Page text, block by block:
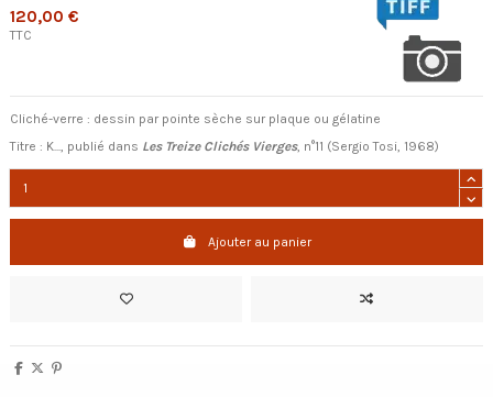
120,00 €
TTC
Cliché-verre : dessin par pointe sèche sur plaque ou gélatine
Titre : K..., publié dans Les Treize Clichés Vierges, n°11 (Sergio Tosi, 1968)
Ajouter au panier